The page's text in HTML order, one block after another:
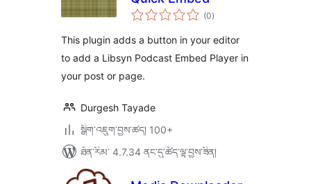
(0གདེང་
འཇོག་
ཚང་།
)
This plugin adds a button in your editor
to add a Libsyn Podcast Embed Player in
your post or page.
Durgesh Tayade
སྒྲིག་འཇུག་བྱས་ཚད། 100+
ཐོན་རིམ་ 4.7.34 ནང་དུ་ཚོད་ལྟ་བྱས་ཟིན།